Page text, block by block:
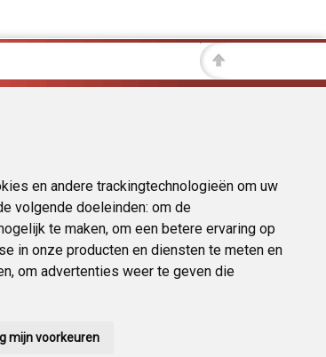
en andere trackingtechnologieën om uw
volgende doeleinden: om de
te maken, om een betere ervaring op
in onze producten en diensten te meten en
, om advertenties weer te geven die
mijn voorkeuren